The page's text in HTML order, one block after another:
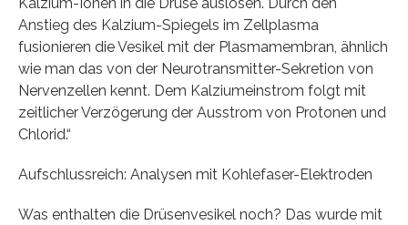
Kalzium-Ionen in die Drüse auslösen. Durch den
Anstieg des Kalzium-Spiegels im Zellplasma
fusionieren die Vesikel mit der Plasmamembran, ähnlich
wie man das von der Neurotransmitter-Sekretion von
Nervenzellen kennt. Dem Kalziumeinstrom folgt mit
zeitlicher Verzögerung der Ausstrom von Protonen und
Chlorid.“
Aufschlussreich: Analysen mit Kohlefaser-Elektroden
Was enthalten die Drüsenvesikel noch? Das wurde mit